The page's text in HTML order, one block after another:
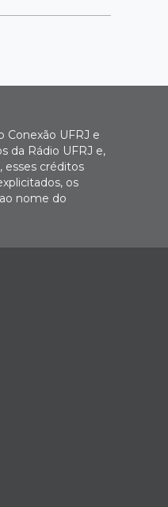
UFRJ e
da Rádio UFRJ e,
esses créditos
os
nome do